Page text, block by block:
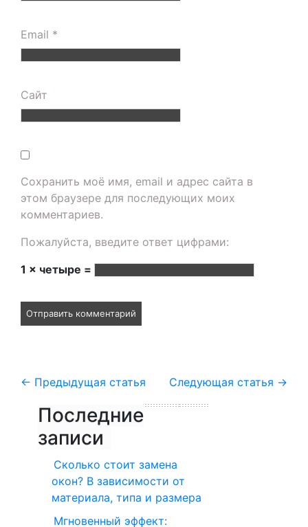
Email *
Сайт
Сохранить моё имя, email и адрес сайта в
этом браузере для последующих моих
комментариев.
Пожалуйста, введите ответ цифрами:
1 × четыре =
← Предыдущая статья Следующая статья →
Последние
записи
Сколько стоит замена
окон? В зависимости от
материала, типа и размера
Мгновенный эффект: